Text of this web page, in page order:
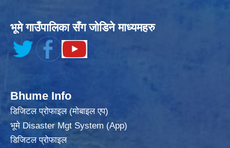
भूमे गाउँपालिका सँग जोडिने माध्यमहरु
Bhume Info
डिजिटल प्रोफाइल (मोबाइल एप)
भूमे Disaster Mgt System (App)
डिजिटल प्रोफाइल